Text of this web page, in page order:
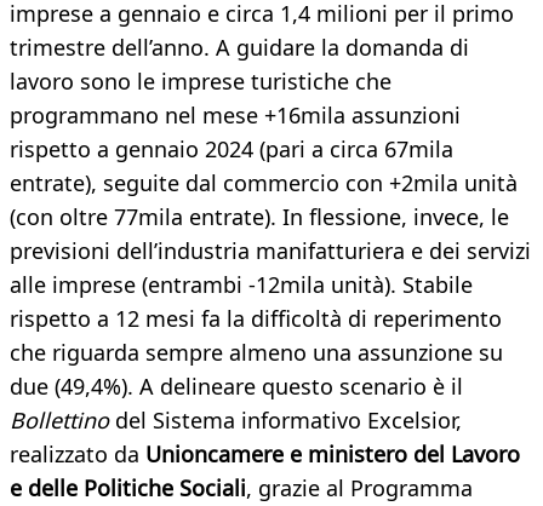
imprese a gennaio e circa 1,4 milioni per il primo
trimestre dell’anno. A guidare la domanda di
lavoro sono le imprese turistiche che
programmano nel mese +16mila assunzioni
rispetto a gennaio 2024 (pari a circa 67mila
entrate), seguite dal commercio con +2mila unità
(con oltre 77mila entrate). In flessione, invece, le
previsioni dell’industria manifatturiera e dei servizi
alle imprese (entrambi -12mila unità). Stabile
rispetto a 12 mesi fa la difficoltà di reperimento
che riguarda sempre almeno una assunzione su
due (49,4%). A delineare questo scenario è il
Bollettino del Sistema informativo Excelsior,
realizzato da Unioncamere e ministero del Lavoro
e delle Politiche Sociali, grazie al Programma